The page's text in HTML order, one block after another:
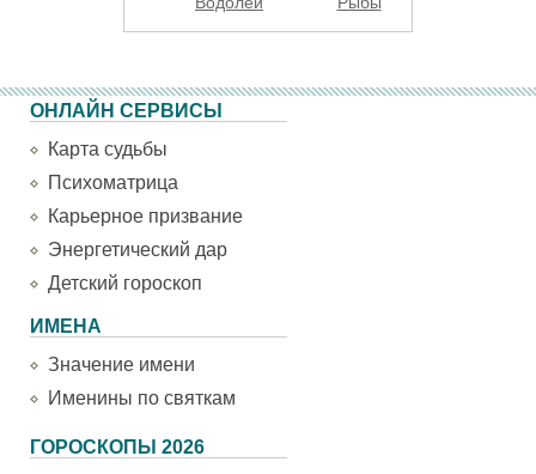
ОНЛАЙН СЕРВИСЫ
Карта судьбы
Психоматрица
Карьерное призвание
Энергетический дар
Детский гороскоп
ИМЕНА
Значение имени
Именины по святкам
ГОРОСКОПЫ 2026